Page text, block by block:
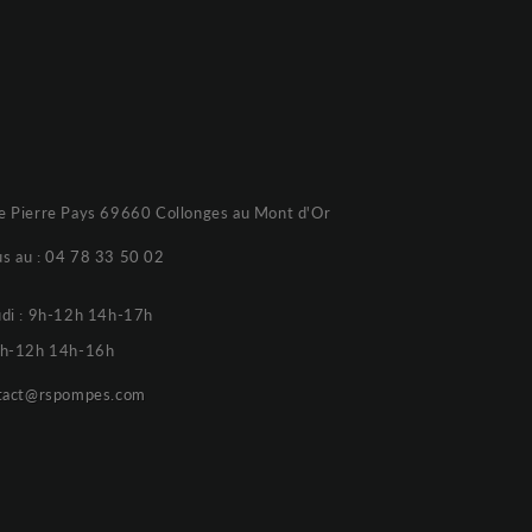
Pierre Pays 69660 Collonges au Mont d'Or
au :04 78 33 50 02
: 9h-12h 14h-17h
12h 14h-16h